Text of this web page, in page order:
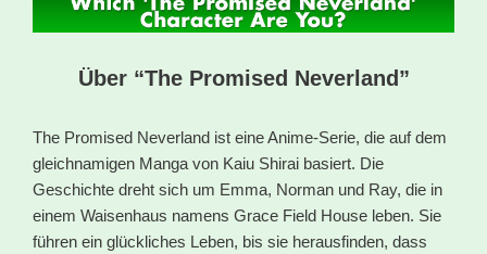
Über “The Promised Neverland”
The Promised Neverland ist eine Anime-Serie, die auf dem
gleichnamigen Manga von Kaiu Shirai basiert. Die
Geschichte dreht sich um Emma, Norman und Ray, die in
einem Waisenhaus namens Grace Field House leben. Sie
führen ein glückliches Leben, bis sie herausfinden, dass